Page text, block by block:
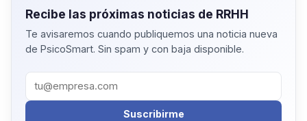
Recibe las próximas noticias de RRHH
Te avisaremos cuando publiquemos una noticia nueva
de PsicoSmart. Sin spam y con baja disponible.
Correo corporativo
Suscribirme